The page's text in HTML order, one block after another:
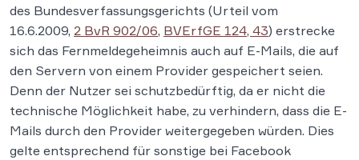
des Bundesverfassungsgerichts (Urteil vom
16.6.2009, 2 BvR 902/06, BVErfGE 124, 43) erstrecke
sich das Fernmeldegeheimnis auch auf E-Mails, die auf
den Servern von einem Provider gespeichert seien.
Denn der Nutzer sei schutzbedürftig, da er nicht die
technische Möglichkeit habe, zu verhindern, dass die E-
Mails durch den Provider weitergegeben würden. Dies
gelte entsprechend für sonstige bei Facebook